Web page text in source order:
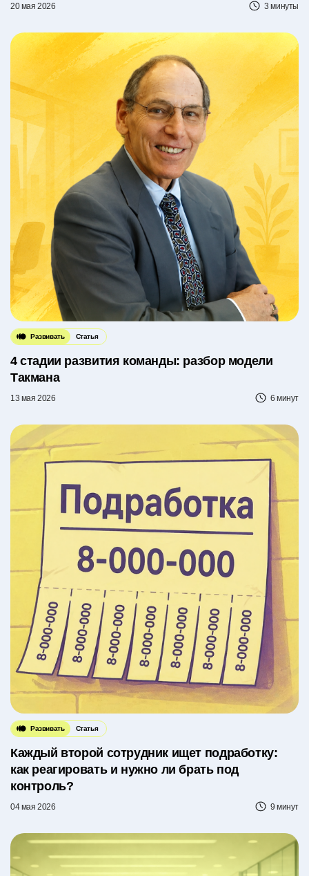
20 мая 2026 3 минуты
Развивать Статья
4 стадии развития команды: разбор модели
Такмана
13 мая 2026 6 минут
Развивать Статья
Каждый второй сотрудник ищет подработку:
как реагировать и нужно ли брать под
контроль?
04 мая 2026 9 минут